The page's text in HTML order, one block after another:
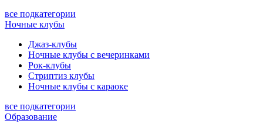
все подкатегории
Ночные клубы
Джаз-клубы
Ночные клубы с вечеринками
Рок-клубы
Стриптиз клубы
Ночные клубы с караоке
все подкатегории
Образование